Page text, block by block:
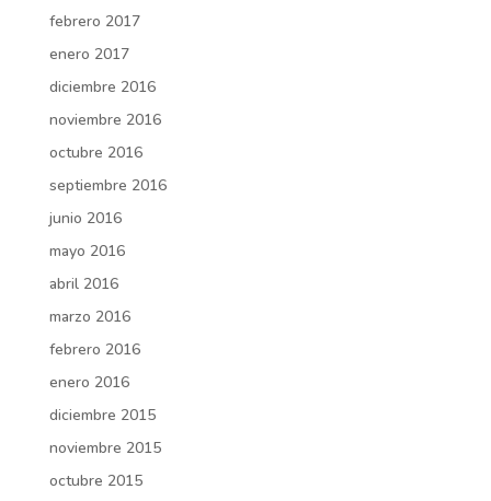
febrero 2017
enero 2017
diciembre 2016
noviembre 2016
octubre 2016
septiembre 2016
junio 2016
mayo 2016
abril 2016
marzo 2016
febrero 2016
enero 2016
diciembre 2015
noviembre 2015
octubre 2015